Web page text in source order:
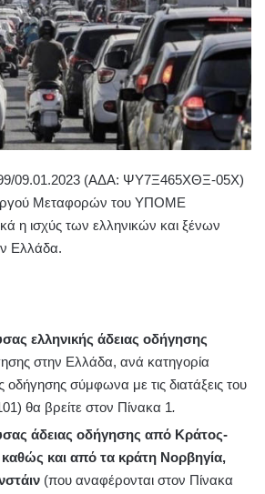
09.01.2023 (ΑΔΑ: ΨΥ7Ξ465ΧΘΞ-05Χ)
Μεταφορών του ΥΠΟΜΕ
η ισχύς των ελληνικών και ξένων
Ελλάδα.
ελληνικής άδειας οδήγησης
στην Ελλάδα, ανά κατηγορία
οδήγησης σύμφωνα με τις διατάξεις του
θα βρείτε στον Πίνακα 1.
άδειας οδήγησης από Κράτος-
και από τα κράτη Νορβηγία,
(που αναφέρονται στον Πίνακα